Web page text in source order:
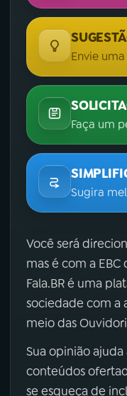
Envie
Faça um
Sugira
Você será
mas é com a
Fala.BR é uma
sociedade com a
meio das
Sua opinião ajuda
conteúdos
se esqueça de